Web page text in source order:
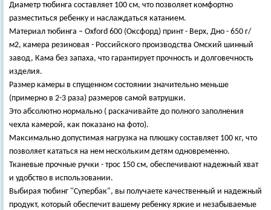
Диаметр тюбинга составляет 100 см, что позволяет комфортно
разместиться ребенку и наслаждаться катанием.
Материал тюбинга – Oxford 600 (Оксфорд) принт - Верх, Дно - 650 г/
м2, камера резиновая - Российского производства Омский шинный
завод, Кама без запаха, что гарантирует прочность и долговечность
изделия.
Размер камеры в спущенном состоянии значительно меньше
(примерно в 2-3 раза) размеров самой ватрушки.
Это абсолютно нормально ( раскачивайте до полного заполнения
чехла камерой, как показано на фото).
Максимально допустимая нагрузка на плюшку составляет 100 кг, что
позволяет кататься на нем нескольким детям одновременно.
Тканевые прочные ручки - трос 150 см, обеспечивают надежный хват
и удобство в использовании.
Выбирая тюбинг "Супербак", вы получаете качественный и надежный
продукт, который обеспечит вашему ребенку яркие и незабываемые